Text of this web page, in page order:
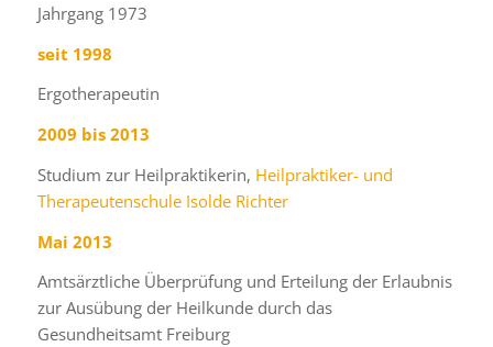
Jahrgang 1973
seit 1998
Ergotherapeutin
2009 bis 2013
Studium zur Heilpraktikerin, Heilpraktiker- und
Therapeutenschule Isolde Richter
Mai 2013
Amtsärztliche Überprüfung und Erteilung der Erlaubnis
zur Ausübung der Heilkunde durch das
Gesundheitsamt Freiburg